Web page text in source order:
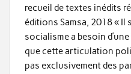
recueil de textes inédits
éditions Samsa, 2018 « Il
socialisme a besoin
que cette articulation
pas exclusivement des